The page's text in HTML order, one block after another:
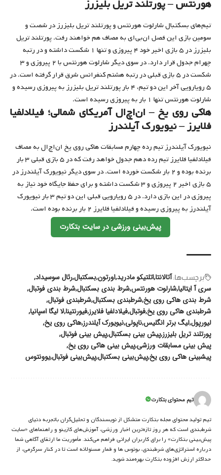
هورنتس – پورتلند تریل بلیزرز
تیم‌های بسکتبال شارلوت هورنتس و پورتلند تریل بلیزرز در شصت و
سومین بازی این فصل ان‌بی‌ای به مصاف هم خواهند رفت. پورتلند تریل
بلیزرز در ۵ بازی اخیر خود ۴ پیروزی و تنها ۱ شکست داشته و در رتبه
چهرام جدول قرار دارد. در سوی دیگر شارلوت هورنتس با ۲ پیروزی و ۳
شکست در ۵ بازی قبلی در رتبه هشتم کنفرانس شرق قرار گرفته است. در
۵ رویارویی آخر این دو تیم، ۴ بار پورتلند تریل بلیزرز به پیروزی رسیده و
شارلوت هورنتس تنها ۱ بار به پیروزی رسیده است.
هاکی روی یخ – ان‌اچ‌ال آمریکای شمالی؛ فیلادلفیا
فلایرز – نیویورک آیلندرز
نیویورک آیلندرز تیم رده چهارم مسابقات هاکی روی یخ ان‌اچ‌ال به مصاف
فیلادلفیا فلایرز تیم رده دهم جدول خواهد رفت که در ۵ بازی قبلی ۳ بار
برنده بوده و ۲ بار شکست خورده است. در سوی دیگر نیویورک آیلندرز در
۵ بازی اخیر ۲ پیروزی و ۳ شکست داشته و برای حفظ جایگاه خود نیاز به
پیروزی در این بازی دارد. در ۵ رویارویی قبلی این دو تیم ۳ بار نیویورک
آیلندرز به پیروزی رسیده و فیلادلفیا فلایرز ۲ بار برنده بوده است.
پیش‌بینی ورزشی در سایت بتکارت
برچسب‌‌ها: آتالانتااتلتیکو مادریداورتونبسکتبالرئال سوسیداد
سری آ ایتالیاشارلوت هورنتسشرط بندی بسکتبالشرط بندی فوتبال
شرط بندی هاکی روی یخشرطبندی بسکتبالشرطبندی فوتبال
شرطبندی هاکی روی یخفوتبالفیلادلفیا فلایرزفیورنتینالا لیگا اسپانیا
لیورپوللیگ برتر انگلیسناپولینیویورک آیلندرزهاکی روی یخ
پورتلند تریل بلیزرزپیش بینی بسکتبالپیش بینی فوتبال
پیش بینی مسابقات ورزشیپیش بینی هاکی روی یخ
پیشبینی هاکی روی یخپیش‌بینی بسکتبالپیش‌بینی فوتبالیوونتوس
تیم محتوای بتکارت
تیم تولید محتوای مجله بتکارت متشکل از نویسندگان و تحلیل‌گران باتجربه دنیای
شرط‌بندی است که هر روز تازه‌ترین اخبار ورزشی، آموزش‌های کازینو و راهنماهای «سایت
پیش‌بینی بتکارت» را برای کاربران ایرانی فراهم می‌کند. مأموریت ما ارتقای آگاهی شما
درباره استراتژی‌های شرطبندی، بونوس ها و قمار مسئولانه است تا در کنار سرگرمی، از
حداکثر ارزش افزوده بتکارت بهره‌مند شوید.